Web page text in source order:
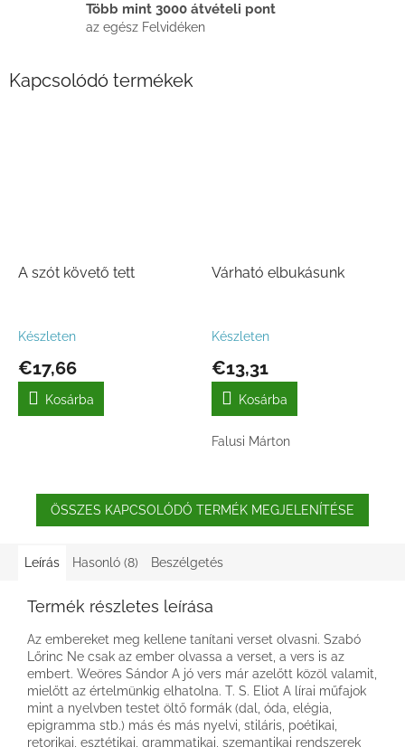
Több mint 3000 átvételi pont
az egész Felvidéken
Kapcsolódó termékek
A szót követő tett
Készleten
€17,66
Kosárba
Várható elbukásunk
Készleten
€13,31
Kosárba
Falusi Márton
ÖSSZES KAPCSOLÓDÓ TERMÉK MEGJELENÍTÉSE
Leírás Hasonló (8) Beszélgetés
Termék részletes leírása
Az embereket meg kellene tanítani verset olvasni. Szabó
Lőrinc Ne csak az ember olvassa a verset, a vers is az
embert. Weöres Sándor A jó vers már azelőtt közöl valamit,
mielőtt az értelmünkig elhatolna. T. S. Eliot A lírai műfajok
mint a nyelvben testet öltő formák (dal, óda, elégia,
epigram­ma stb.) más és más nyelvi, stiláris, poétikai,
retorikai, esztétikai, grammatikai, szeman­tikai rendszerek